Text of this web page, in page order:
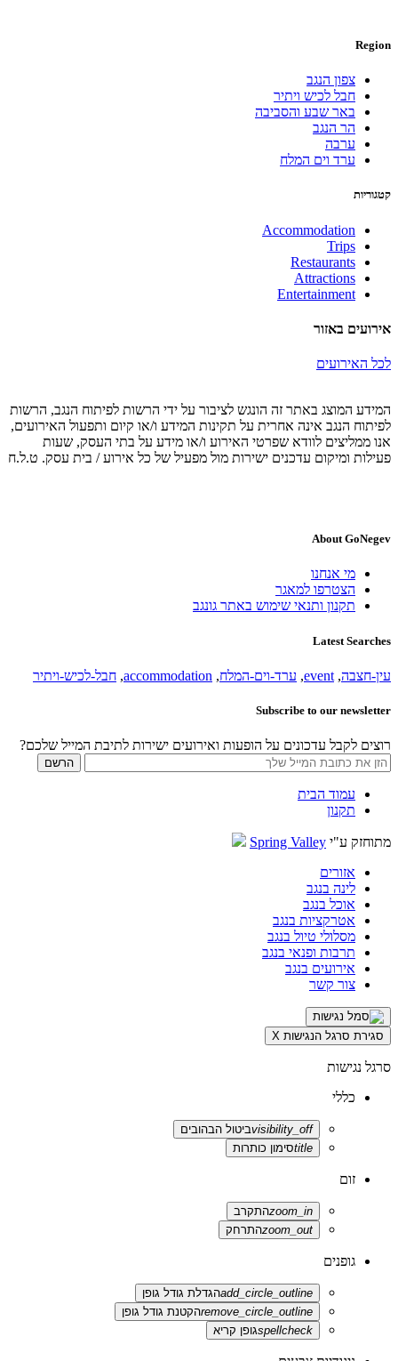
Region
צפון הנגב
חבל לכיש ויתיר
באר שבע והסביבה
הר הנגב
ערבה
ערד וים המלח
קטגוריות
Accommodation
Trips
Restaurants
Attractions
Entertainment
אירועים באזור
לכל האירועים
המידע המוצג באתר זה הונגש לציבור על ידי הרשות לפיתוח הנגב, הרשות
לפיתוח הנגב אינה אחרית על תקינות המידע ו/או קיום ותפעול האירועים,
אנו ממליצים לוודא שפרטי האירוע ו/או מידע על בתי העסק, שעות
פעילות ומיקום עדכנים ישירות מול מפעיל של כל אירוע / בית עסק. ט.ל.ח
About GoNegev
מי אנחנו
הצטרפו למאגר
תקנון ותנאי שימוש באתר גונגב
Latest Searches
עין-חצבה,
event
, ערד-וים-המלח,
accommodation
, חבל-לכיש-ויתיר
Subscribe to our newsletter
רוצים לקבל עדכונים על הופעות ואירועים ישירות לתיבת המייל שלכם?
עמוד הבית
תקנון
מתוחזק ע"י Spring Valley
אזורים
לינה בנגב
אוכל בנגב
אטרקציות בנגב
מסלולי טיול בנגב
תרבות ופנאי בנגב
אירועים בנגב
צור קשר
סגירת סרגל הנגישות X
סרגל נגישות
כללי
visibility_offביטול הבהובים
titleסימון כותרות
זום
zoom_inהתקרב
zoom_outהתרחק
גופנים
add_circle_outlineהגדלת גודל גופן
remove_circle_outlineהקטנת גודל גופן
spellcheckגופן קריא